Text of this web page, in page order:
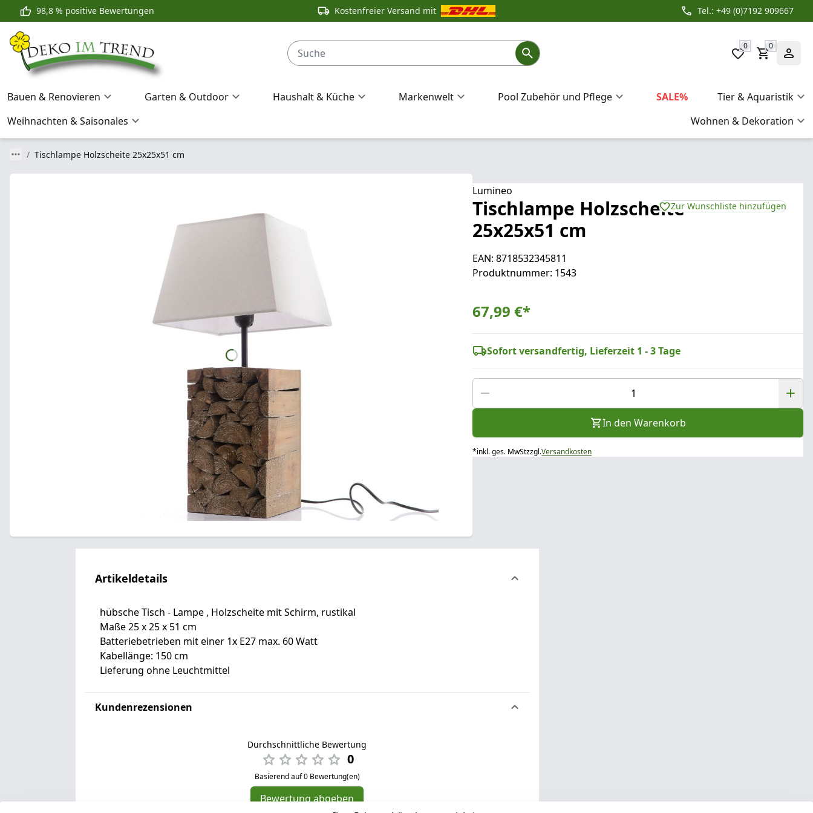
98,8 % positive Bewertungen Kostenfreier Versand mit Tel.: +49 (0)7192 909667
0 0
Bauen & Renovieren Garten & Outdoor Haushalt & Küche Markenwelt Pool Zubehör und Pflege SALE%
Tier & Aquaristik
Weihnachten & Saisonales
Wohnen & Dekoration
Tischlampe Holzscheite 25x25x51 cm
Lumineo
Tischlampe Holzscheite
25x25x51 cm
EAN: 8718532345811
Produktnummer: 1543
67,99 €*
Zur Wunschliste hinzufügen
Sofort versandfertig, Lieferzeit 1 - 3 Tage
In den Warenkorb
*inkl. ges. MwStzzgl.Versandkosten
Artikeldetails
hübsche Tisch - Lampe , Holzscheite mit Schirm, rustikal
Maße 25 x 25 x 51 cm
Batteriebetrieben mit einer 1x E27 max. 60 Watt
Kabellänge: 150 cm
Lieferung ohne Leuchtmittel
Kundenrezensionen
Durchschnittliche Bewertung
0
Basierend auf 0 Bewertung(en)
Bewertung abgeben